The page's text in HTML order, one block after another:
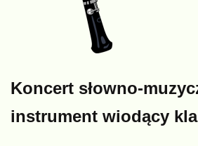
Koncert słowno-
instrument wiodący